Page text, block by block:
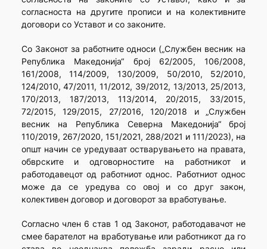
согласноста на другите прописи и на колективните
договори со Уставот и со законите.
Со Законот за работните односи („Службен весник на
Република Македонија“ број 62/2005, 106/2008,
161/2008, 114/2009, 130/2009, 50/2010, 52/2010,
124/2010, 47/2011, 11/2012, 39/2012, 13/2013, 25/2013,
170/2013, 187/2013, 113/2014, 20/2015, 33/2015,
72/2015, 129/2015, 27/2016, 120/2018 и „Службен
весник на Република Северна Македонија“ број
110/2019, 267/2020, 151/2021, 288/2021 и 111/2023), на
општ начин се уредуваат остварувањето на правата,
обврските и одговорностите на работникот и
работодавецот од работниот однос. Работниот однос
може да се уредува со овој и со друг закон,
колективен договор и договорот за вработување.
Согласно член 6 став 1 од Законот, работодавачот не
смее барателот на вработување или работникот да го